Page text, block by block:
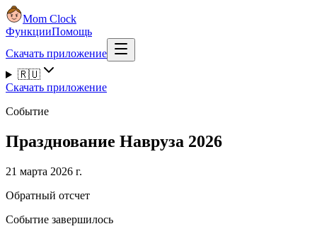
Mom Clock
ФункцииПомощь
Скачать приложение
🇷🇺
Скачать приложение
Событие
Празднование Навруза 2026
21 марта 2026 г.
Обратный отсчет
Событие завершилось